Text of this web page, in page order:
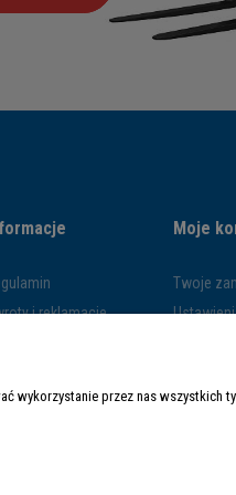
i reklamacje
i koszty dostawy
Moje
Twoje
wykorzystanie przez nas